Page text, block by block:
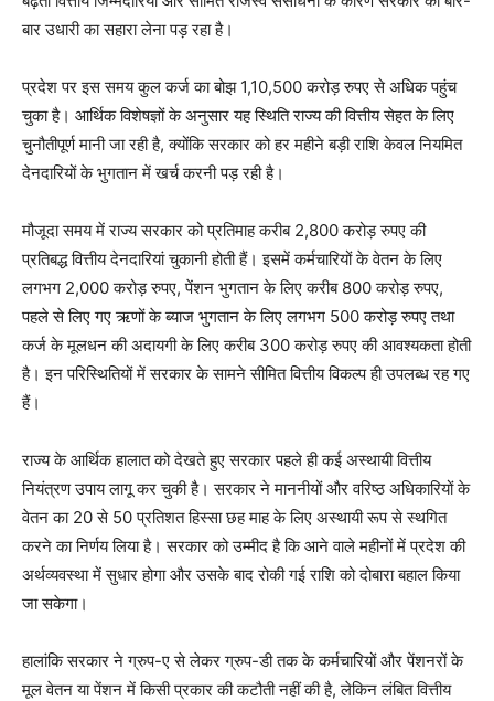
बार उधारी का सहारा लेना पड़ रहा है।
प्रदेश पर इस समय कुल कर्ज का बोझ 1,10,500 करोड़ रुपए से अधिक पहुंच
चुका है। आर्थिक विशेषज्ञों के अनुसार यह स्थिति राज्य की वित्तीय सेहत के लिए
चुनौतीपूर्ण मानी जा रही है, क्योंकि सरकार को हर महीने बड़ी राशि केवल नियमित
देनदारियों के भुगतान में खर्च करनी पड़ रही है।
मौजूदा समय में राज्य सरकार को प्रतिमाह करीब 2,800 करोड़ रुपए की
प्रतिबद्ध वित्तीय देनदारियां चुकानी होती हैं। इसमें कर्मचारियों के वेतन के लिए
लगभग 2,000 करोड़ रुपए, पेंशन भुगतान के लिए करीब 800 करोड़ रुपए,
पहले से लिए गए ऋणों के ब्याज भुगतान के लिए लगभग 500 करोड़ रुपए तथा
कर्ज के मूलधन की अदायगी के लिए करीब 300 करोड़ रुपए की आवश्यकता होती
है। इन परिस्थितियों में सरकार के सामने सीमित वित्तीय विकल्प ही उपलब्ध रह गए
हैं।
राज्य के आर्थिक हालात को देखते हुए सरकार पहले ही कई अस्थायी वित्तीय
नियंत्रण उपाय लागू कर चुकी है। सरकार ने माननीयों और वरिष्ठ अधिकारियों के
वेतन का 20 से 50 प्रतिशत हिस्सा छह माह के लिए अस्थायी रूप से स्थगित
करने का निर्णय लिया है। सरकार को उम्मीद है कि आने वाले महीनों में प्रदेश की
अर्थव्यवस्था में सुधार होगा और उसके बाद रोकी गई राशि को दोबारा बहाल किया
जा सकेगा।
हालांकि सरकार ने ग्रुप-ए से लेकर ग्रुप-डी तक के कर्मचारियों और पेंशनरों के
मूल वेतन या पेंशन में किसी प्रकार की कटौती नहीं की है, लेकिन लंबित वित्तीय